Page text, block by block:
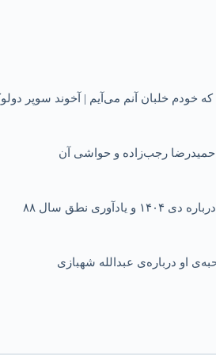
رجب‌زاده و حواشی آن
نطق سال ۸۸
او درباره‌ی عبدالله شهبازی